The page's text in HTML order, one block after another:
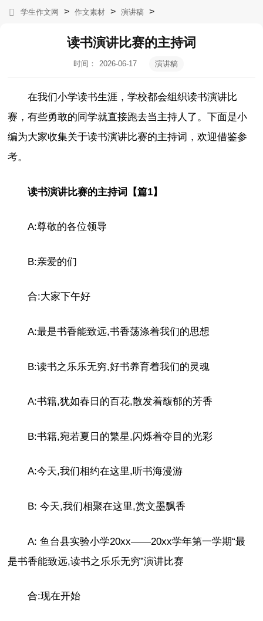
学生作文网 > 作文素材 > 演讲稿 >
读书演讲比赛的主持词
时间：
2026-06-17
演讲稿
在我们小学读书生涯，学校都会组织读书演讲比
赛，有些勇敢的同学就直接跑去当主持人了。下面是小
编为大家收集关于读书演讲比赛的主持词，欢迎借鉴参
考。
读书演讲比赛的主持词【篇1】
A:尊敬的各位领导
B:亲爱的们
合:大家下午好
A:最是书香能致远,书香荡涤着我们的思想
B:读书之乐乐无穷,好书养育着我们的灵魂
A:书籍,犹如春日的百花,散发着馥郁的芳香
B:书籍,宛若夏日的繁星,闪烁着夺目的光彩
A:今天,我们相约在这里,听书海漫游
B: 今天,我们相聚在这里,赏文墨飘香
A: 鱼台县实验小学20xx——20xx学年第一学期“最
是书香能致远,读书之乐乐无穷”演讲比赛
合:现在开始